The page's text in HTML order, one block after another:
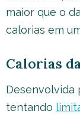
maior que o
calorias em
Calorias
Desenvolvida
tentando